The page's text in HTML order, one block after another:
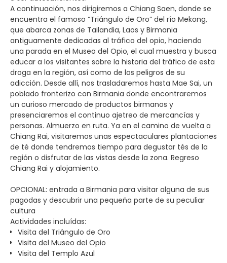
A continuación, nos dirigiremos a Chiang Saen, donde se
encuentra el famoso “Triángulo de Oro” del río Mekong,
que abarca zonas de Tailandia, Laos y Birmania
antiguamente dedicadas al tráfico del opio, haciendo
una parada en el Museo del Opio, el cual muestra y busca
educar a los visitantes sobre la historia del tráfico de esta
droga en la región, así como de los peligros de su
adicción. Desde allí, nos trasladaremos hasta Mae Sai, un
poblado fronterizo con Birmania donde encontraremos
un curioso mercado de productos birmanos y
presenciaremos el continuo ajetreo de mercancías y
personas. Almuerzo en ruta. Ya en el camino de vuelta a
Chiang Rai, visitaremos unas espectaculares plantaciones
de té donde tendremos tiempo para degustar tés de la
región o disfrutar de las vistas desde la zona. Regreso
Chiang Rai y alojamiento.
OPCIONAL: entrada a Birmania para visitar alguna de sus
pagodas y descubrir una pequeña parte de su peculiar
cultura
Actividades incluídas:
Visita del Triángulo de Oro
Visita del Museo del Opio
Visita del Templo Azul